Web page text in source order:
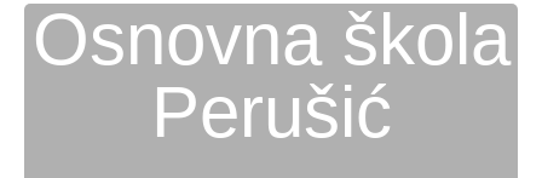
Osnovna škola
Perušić